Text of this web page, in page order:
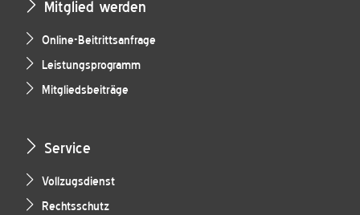
Mitglied werden
Online-Beitrittsanfrage
Leistungsprogramm
Mitgliedsbeiträge
Service
Vollzugsdienst
Rechtsschutz